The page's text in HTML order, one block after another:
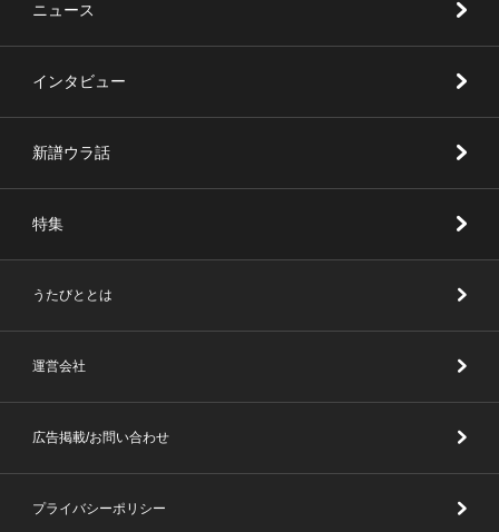
ニュース
インタビュー
新譜ウラ話
特集
うたびととは
運営会社
広告掲載/お問い合わせ
プライバシーポリシー